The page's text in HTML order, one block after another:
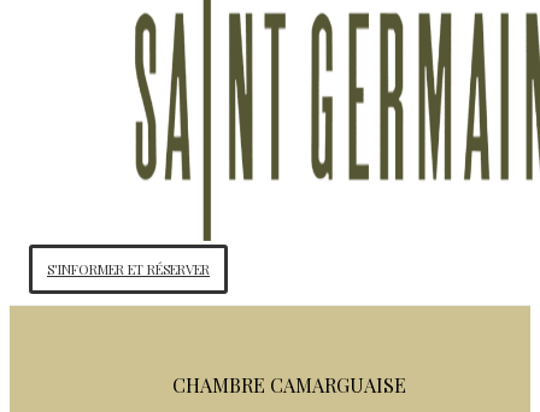
S'INFORMER ET RÉSERVER
CHAMBRE CAMARGUAISE